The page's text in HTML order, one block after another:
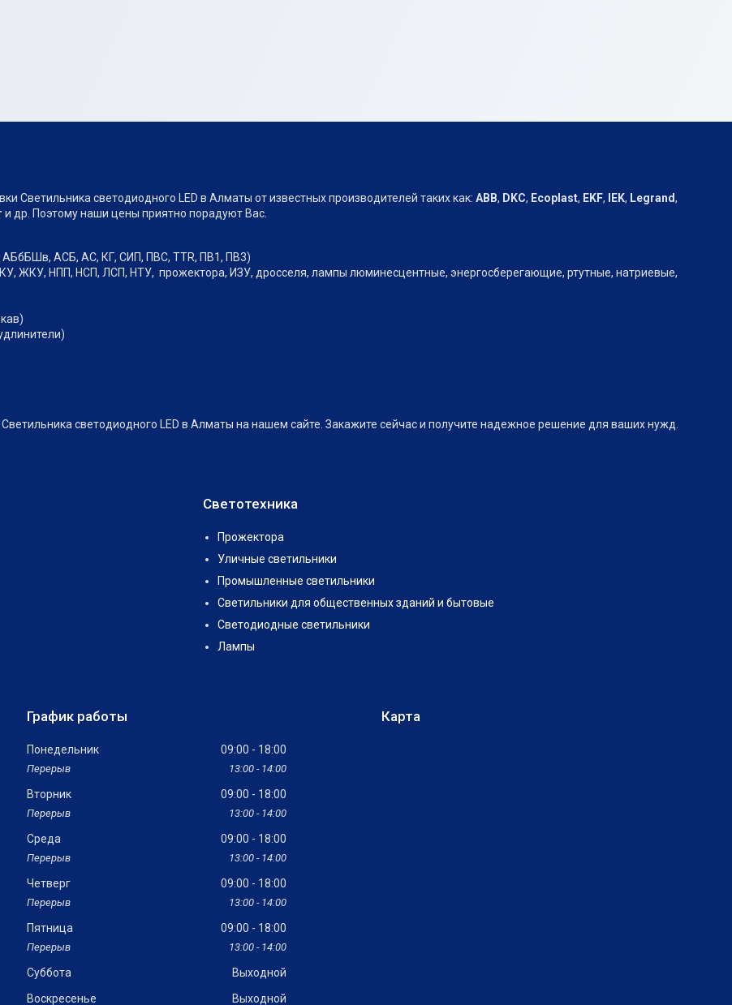
Светильника светодиодного LED в Алматы от известных производителей таких как: АВВ, DKC, Ecoplast, EKF, IEK, Legrand,
и др. Поэтому наши цены приятно порадуют Вас.
АСБ, АС, КГ, СИП, ПВС, TTR, ПВ1, ПВ3)
ЖКУ, НПП, НСП, ЛСП, НТУ, прожектора, ИЗУ, дросселя, лампы люминесцентные, энергосберегающие, ртутные, натриевые,
светодиодного LED в Алматы на нашем сайте. Закажите сейчас и получите надежное решение для ваших нужд.
Светотехника
Прожектора
Уличные светильники
Промышленные светильники
Светильники для общественных зданий и бытовые
Светодиодные светильники
Лампы
График работы
Понедельник 09:00 18:00
13:00 14:00
Вторник 09:00 18:00
13:00 14:00
Среда 09:00 18:00
13:00 14:00
Четверг 09:00 18:00
13:00 14:00
Пятница 09:00 18:00
13:00 14:00
Суббота
Выходной
Воскресенье
Выходной
Карта